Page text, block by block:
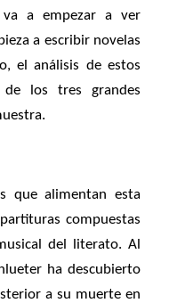
a empezar a ver
a escribir novelas
el análisis de estos
los tres grandes
que alimentan esta
compuestas
del literato. Al
ha descubierto
a su muerte en